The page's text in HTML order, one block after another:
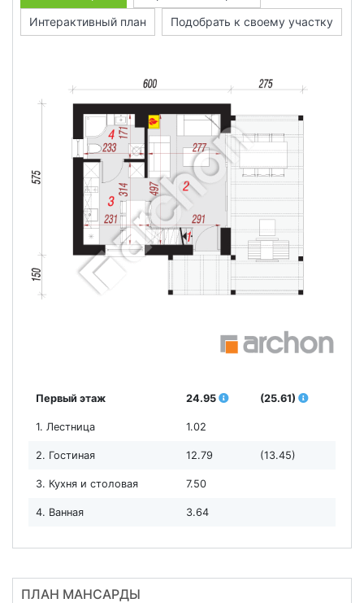
Интерактивный план
Подобрать к своему участку
Первый этаж 24.95 (25.61)
1. Лестница 1.02
2. Гостиная 12.79 (13.45)
3. Кухня и столовая 7.50
4. Ванная 3.64
ПЛАН МАНСАРДЫ